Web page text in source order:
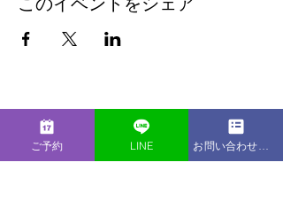
Information
LIB Laboratory
ご予約 LINE